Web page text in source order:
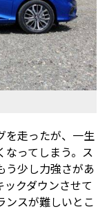
を走ったが、一生
なってしまう。ス
う少し力強さがあ
クダウンさせて
ンスが難しいとこ